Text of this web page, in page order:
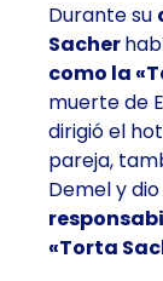
Durante su
Sacher
como la
muerte de
dirigió el
pareja,
Demel y
«Torta